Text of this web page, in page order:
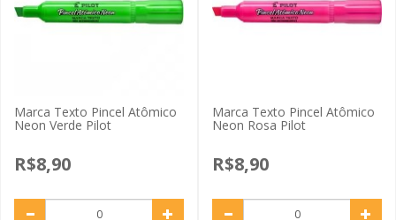
Marca Texto Pincel Atômico
Neon Verde Pilot
R$8,90
Marca Texto Pincel Atômico
Neon Rosa Pilot
R$8,90